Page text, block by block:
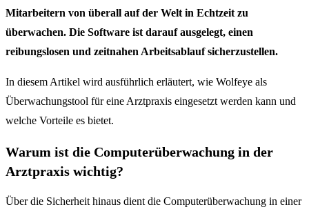
Mitarbeitern von überall auf der Welt in Echtzeit zu
überwachen. Die Software ist darauf ausgelegt, einen
reibungslosen und zeitnahen Arbeitsablauf sicherzustellen.
In diesem Artikel wird ausführlich erläutert, wie Wolfeye als
Überwachungstool für eine Arztpraxis eingesetzt werden kann und
welche Vorteile es bietet.
Warum ist die Computerüberwachung in der
Arztpraxis wichtig?
Über die Sicherheit hinaus dient die Computerüberwachung in einer